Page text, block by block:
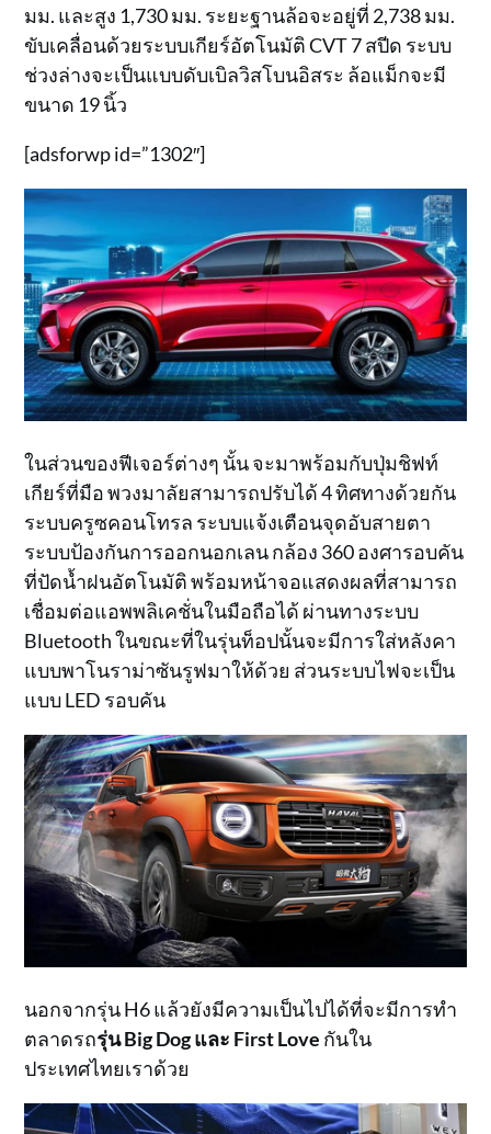
มม. และสูง 1,730 มม. ระยะฐานล้อจะอยู่ที่ 2,738 มม.
ขับเคลื่อนด้วยระบบเกียร์อัตโนมัติ CVT 7 สปีด ระบบ
ช่วงล่างจะเป็นแบบดับเบิลวิสโบนอิสระ ล้อแม็กจะมี
ขนาด 19 นิ้ว
[adsforwp id=”1302″]
ในส่วนของฟีเจอร์ต่างๆ นั้น จะมาพร้อมกับปุ่มชิฟท์
เกียร์ที่มือ พวงมาลัยสามารถปรับได้ 4 ทิศทางด้วยกัน
ระบบครูซคอนโทรล ระบบแจ้งเตือนจุดอับสายตา
ระบบป้องกันการออกนอกเลน กล้อง 360 องศารอบคัน
ที่ปัดน้ำฝนอัตโนมัติ พร้อมหน้าจอแสดงผลที่สามารถ
เชื่อมต่อแอพพลิเคชั่นในมือถือได้ ผ่านทางระบบ
Bluetooth ในขณะที่ในรุ่นท็อปนั้นจะมีการใส่หลังคา
แบบพาโนราม่าซันรูฟมาให้ด้วย ส่วนระบบไฟจะเป็น
แบบ LED รอบคัน
นอกจากรุ่น H6 แล้วยังมีความเป็นไปได้ที่จะมีการทำ
ตลาดรถรุ่น Big Dog และ First Love กันใน
ประเทศไทยเราด้วย